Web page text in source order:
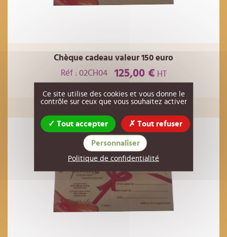
Chèque cadeau valeur 150 euro
Réf : 02CH04
125,00 € HT
EN RUPTURE
Ce site utilise des cookies et vous donne le
contrôle sur ceux que vous souhaitez activer
Tout accepter Tout refuser
Personnaliser
Politique de confidentialité